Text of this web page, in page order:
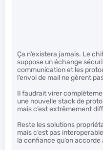
Ça n’existera jamais. Le
suppose un échange
communication et les
l’envoi de mail ne gèrent
Il faudrait virer
une nouvelle stack de
mais c’est extrêmement
Reste les solutions
mais c’est pas
la confiance qu’on accorde